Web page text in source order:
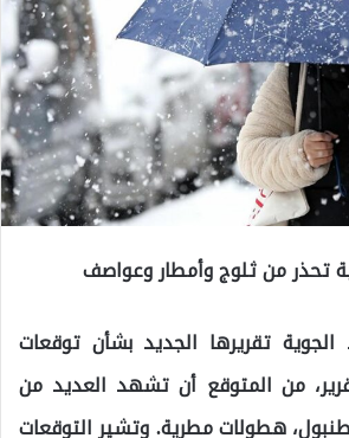
تحذر من ثلوج وأمطار وعواصف
الجوية تقريرها الجديد بشأن توقعات
من المتوقع أن تشهد العديد من
هطولات مطرية. وتشير التوقعات